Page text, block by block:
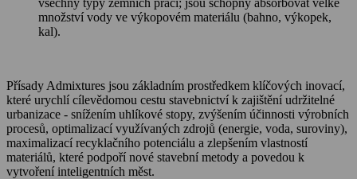
množství vody ve výkopovém materiálu (bahno, výkopek,
kal).
Přísady Admixtures jsou základním prostředkem klíčových inovací,
které urychlí cílevědomou cestu stavebnictví k zajištění udržitelné
urbanizace - snížením uhlíkové stopy, zvýšením účinnosti výrobních
procesů, optimalizací využívaných zdrojů (energie, voda, suroviny),
maximalizací recyklačního potenciálu a zlepšením vlastností
materiálů, které podpoří nové stavební metody a povedou k
vytvoření inteligentních měst.